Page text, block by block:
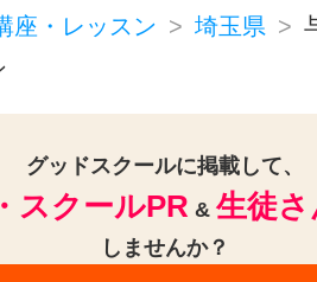
南浦和駅(6)
越谷
心駅(4)
ウン駅(4)
川越駅
新所沢駅(4)
新田
武蔵浦和駅(3)
蕨駅
上尾駅(3)
八木崎
座・レッスン 埼玉県
グッドスクールに掲載して、
スクールPR & 生徒
しませんか？